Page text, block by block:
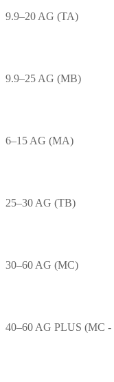
9.9–20 AG (TA)
9.9–25 AG (MB)
6–15 AG (MA)
25–30 AG (TB)
30–60 AG (MC)
40–60 AG PLUS (MC -